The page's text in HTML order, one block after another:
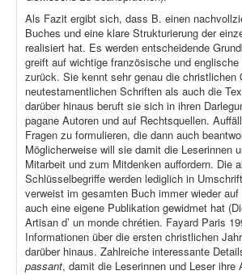
Als Fazit ergibt sich, dass B. einen
Buches und eine klare Strukturierung der
realisiert hat. Es werden entscheidende
greift auf wichtige französische und
zurück. Sie kennt sehr genau die christlichen
neutestamentlichen Schriften als auch die
darüber hinaus beruft sie sich in ihren
pagane Autoren und auf Rechtsquellen.
Fragen zu formulieren, die dann auch
Möglicherweise will sie damit die Leserinnen
Mitarbeit und zum Mitdenken auffordern. Die
Schlüsselbegriffe werden lediglich in
verweist im gesamten Buch immer wieder
auch eine eigene Publikation gewidmet hat
Artisan d’ un monde chrétien. Fayard Paris
Informationen über die ersten christlichen
darüber hinaus. Zahlreiche interessante
passant, damit die Leserinnen und Leser ihre